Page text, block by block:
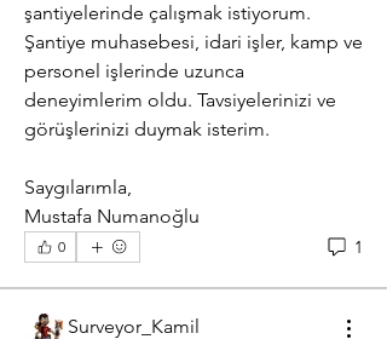
şantiyelerinde çalışmak istiyorum.
Şantiye muhasebesi, idari işler, kamp ve
personel işlerinde uzunca
deneyimlerim oldu. Tavsiyelerinizi ve
görüşlerinizi duymak isterim.
Saygılarımla,
Mustafa Numanoğlu
0 1
Surveyor_Kamil